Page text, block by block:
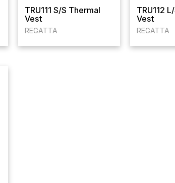
TRU111 S/S Thermal
Vest
REGATTA
TRU112
Vest
REGATTA